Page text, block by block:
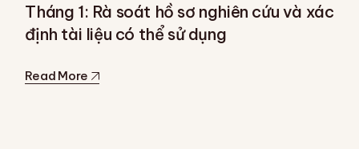
Tháng 1: Rà soát hồ sơ nghiên cứu và xác
định tài liệu có thể sử dụng
Read More